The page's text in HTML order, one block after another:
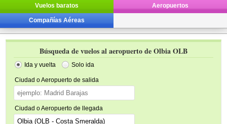
Vuelos baratos Aeropuertos
Compañías Aéreas
Búsqueda de vuelos al aeropuerto de Olbia OLB
Ida y vuelta Solo ida
Ciudad o Aeropuerto de salida
Ciudad o Aeropuerto de llegada